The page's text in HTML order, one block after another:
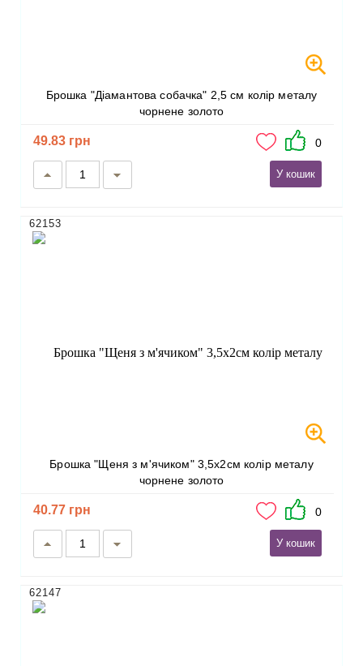
Брошка "Діамантова собачка" 2,5 см колір металу
чорнене золото
49.83 грн 0
У кошик
Брошка "Щеня з м'ячиком" 3,5х2см колір металу
чорнене золото
62153
40.77 грн 0
У кошик
62147